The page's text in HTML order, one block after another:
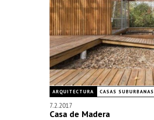
ARQUITECTURA CASAS SUBURBANAS
7.2.2017
Casa de Madera